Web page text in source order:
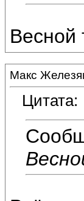
Весной
Макс
Цитата: